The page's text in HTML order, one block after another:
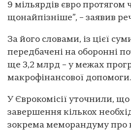
9 мільярдів євро протягом
щонайпізніше”, – заявив
За його словами, із цієї
передбачені на оборонні
ще 3,2 млрд – у межах
макрофінансової допомоги.
У Єврокомісії уточнили,
завершення кількох
зокрема меморандуму про